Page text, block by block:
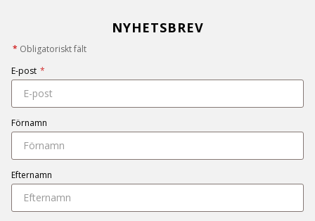
NYHETSBREV
* Obligatoriskt fält
E-post *
Förnamn
Efternamn